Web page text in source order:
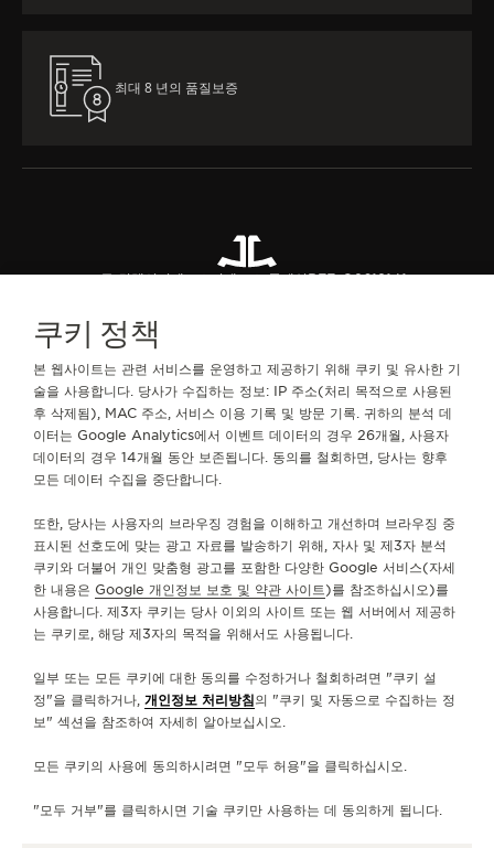
최대 8 년의 품질보증
모든 컬렉션리베르소리베르소 클래식REF. Q2618141
팔로우하기
예거 르쿨트르 인스타그램 페이지 바로가기
예거 르쿨트르 LINKEDIN 페이지 바로가기
예거 르쿨트르 페이스북 페이지로 이동
예거 르쿨트르 YOUTUBE 페이지로 이동
예거 르쿨트르 트위터 페이지로 이
예거 르쿨트르
KAKAO
뉴스레터 구독하기
문의하기
서비스
문의하기
쿠키 정책
본 웹사이트는 관련 서비스를 운영하고 제공하기 위해 쿠키 및 유사한 기
술을 사용합니다. 당사가 수집하는 정보: IP 주소(처리 목적으로 사용된
후 삭제됨), MAC 주소, 서비스 이용 기록 및 방문 기록. 귀하의 분석 데
이터는 Google Analytics에서 이벤트 데이터의 경우 26개월, 사용자
데이터의 경우 14개월 동안 보존됩니다. 동의를 철회하면, 당사는 향후
모든 데이터 수집을 중단합니다.
또한, 당사는 사용자의 브라우징 경험을 이해하고 개선하며 브라우징 중
표시된 선호도에 맞는 광고 자료를 발송하기 위해, 자사 및 제3자 분석
쿠키와 더불어 개인 맞춤형 광고를 포함한 다양한 Google 서비스(자세
한 내용은 Google 개인정보 보호 및 약관 사이트)를 참조하십시오)를
사용합니다. 제3자 쿠키는 당사 이외의 사이트 또는 웹 서버에서 제공하
는 쿠키로, 해당 제3자의 목적을 위해서도 사용됩니다.
일부 또는 모든 쿠키에 대한 동의를 수정하거나 철회하려면 "쿠키 설
정"을 클릭하거나, 개인정보 처리방침의 "쿠키 및 자동으로 수집하는 정
보" 섹션을 참조하여 자세히 알아보십시오.
모든 쿠키의 사용에 동의하시려면 "모두 허용"을 클릭하십시오.
"모두 거부"를 클릭하시면 기술 쿠키만 사용하는 데 동의하게 됩니다.